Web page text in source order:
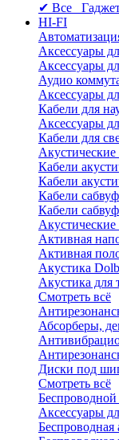
✔ Все
HI-FI
Аксессуары
Аксессуары
Аудио
Аксессуары
Кабели для
Аксессуары
Кабели для
Акустические
Кабели
Кабели
Кабели
Кабели
Активная
Активная
Акустика
Акустика для
Смотреть всё
Абсорберы,
Диски под
Смотреть всё
Аксессуары
Беспроводная